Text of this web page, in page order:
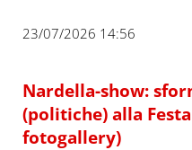
23/07/2026 14:56
Nardella-show:
(politiche) alla
fotogallery)